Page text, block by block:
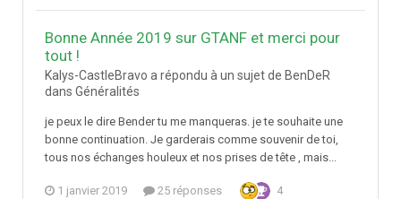
Bonne Année 2019 sur GTANF et merci pour
tout !
Kalys-CastleBravo a répondu à un sujet de BenDeR
dans Généralités
je peux le dire Bender tu me manqueras. je te souhaite une
bonne continuation. Je garderais comme souvenir de toi,
tous nos échanges houleux et nos prises de tête , mais...
1 janvier 2019 25 réponses 4